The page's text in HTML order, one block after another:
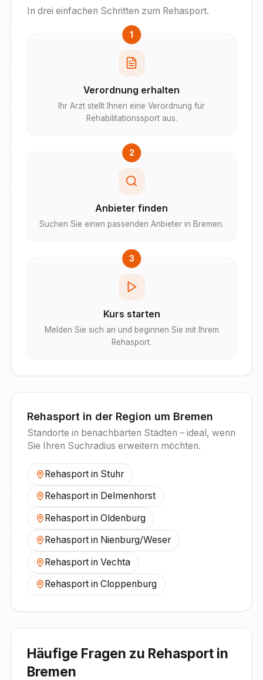
In drei einfachen Schritten zum Rehasport.
1
Verordnung erhalten
Ihr Arzt stellt Ihnen eine Verordnung für
Rehabilitationssport aus.
2
Anbieter finden
Suchen Sie einen passenden Anbieter in Bremen.
3
Kurs starten
Melden Sie sich an und beginnen Sie mit Ihrem
Rehasport.
Rehasport in der Region um Bremen
Standorte in benachbarten Städten – ideal, wenn
Sie Ihren Suchradius erweitern möchten.
Rehasport in Stuhr
Rehasport in Delmenhorst
Rehasport inOldenburg
Rehasport in Nienburg/Weser
Rehasport inVechta
Rehasport inCloppenburg
Häufige Fragen zu Rehasport in
Bremen